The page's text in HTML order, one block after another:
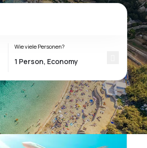
Wie viele Personen?